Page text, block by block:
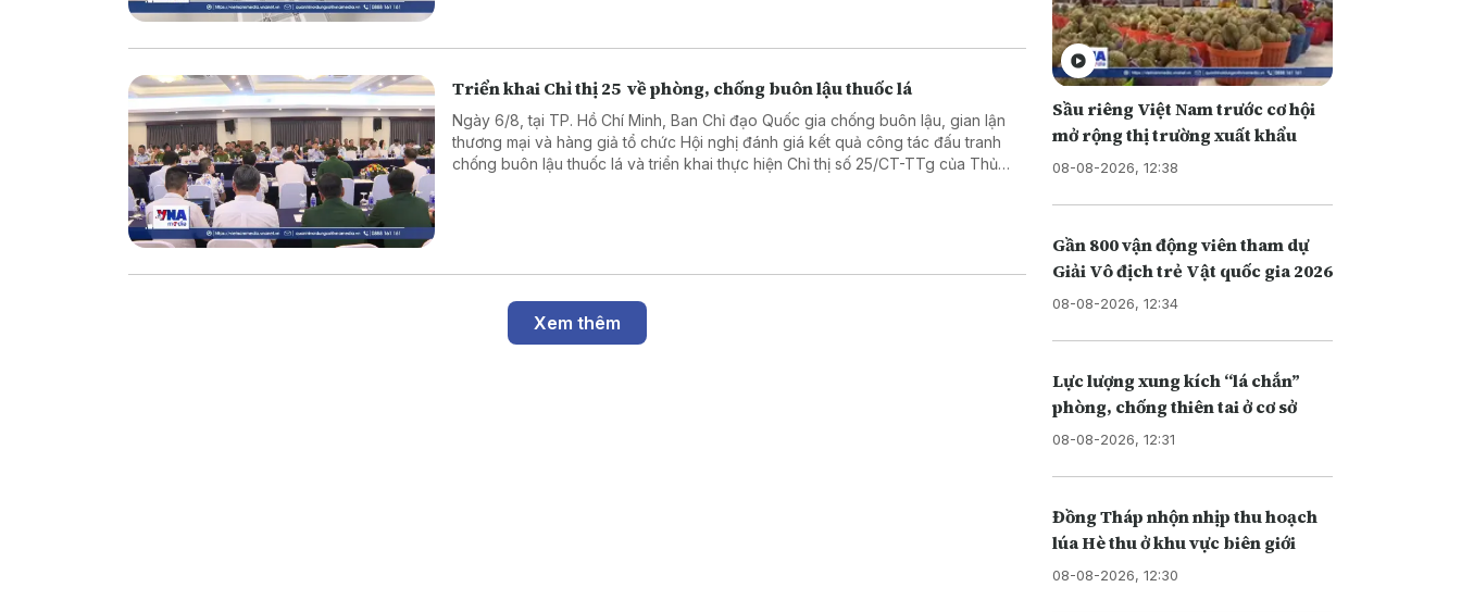
Triển khai Chỉ thị 25 về phòng, chống buôn lậu thuốc lá
Ngày 6/8, tại TP. Hồ Chí Minh, Ban Chỉ đạo Quốc gia chống buôn lậu, gian lận
thương mại và hàng giả tổ chức Hội nghị đánh giá kết quả công tác đấu tranh
chống buôn lậu thuốc lá và triển khai thực hiện Chỉ thị số 25/CT-TTg của Thủ
Xem thêm
Sầu riêng Việt Nam trước cơ hội
mở rộng thị trường xuất khẩu
08-08-2026, 12:38
Gần 800 vận động viên tham dự
Giải Vô địch trẻ Vật quốc gia 2026
08-08-2026, 12:34
Lực lượng xung kích “lá chắn”
phòng, chống thiên tai ở cơ sở
08-08-2026, 12:31
Đồng Tháp nhộn nhịp thu hoạch
lúa Hè thu ở khu vực biên giới
08-08-2026, 12:30